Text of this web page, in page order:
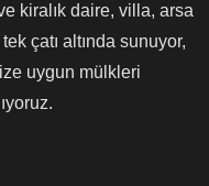
kiralık daire, villa, arsa
çatı altında sunuyor,
uygun mülkleri